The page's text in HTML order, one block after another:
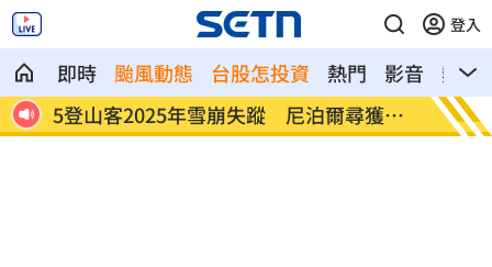
登入
即時 颱風動態 台股怎投資 熱門 影音
熱搜
遺
喝錯傷身！營養師整理喝咖啡「7大守則」
美：
導